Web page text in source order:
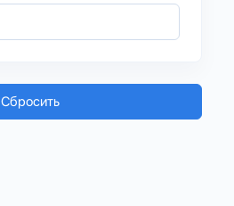
Сбросить